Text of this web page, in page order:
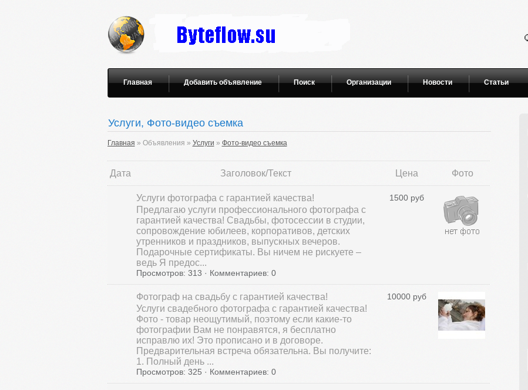
Главная Добавить объявление Поиск Организации Новости Статьи
Услуги, Фото-видео съемка
Главная » Объявления » Услуги » Фото-видео съемка
Дата Заголовок/Текст Цена Фото
Услуги фотографа с гарантией качества!
Предлагаю услуги профессионального фотографа с
гарантией качества! Свадьбы, фотосессии в студии,
сопровождение юбилеев, корпоративов, детских
утренников и праздников, выпускных вечеров.
Подарочные сертификаты. Вы ничем не рискуете –
ведь Я предос...
Просмотров: 313 · Комментариев: 0
1500 руб
Фотограф на свадьбу с гарантией качества!
Услуги свадебного фотографа с гарантией качества!
Фото - товар неощутимый, поэтому если какие-то
фотографии Вам не понравятся, я бесплатно
исправлю их! Это прописано и в договоре.
Предварительная встреча обязательна. Вы получите:
1. Полный день ...
Просмотров: 325 · Комментариев: 0
10000 руб